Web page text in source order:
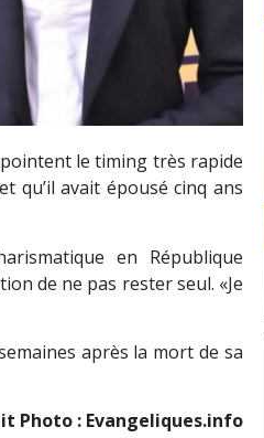
le timing très rapide
qu’il avait épousé cinq ans
en République
de ne pas rester seul. «Je
après la mort de sa
Photo : Evangeliques.info